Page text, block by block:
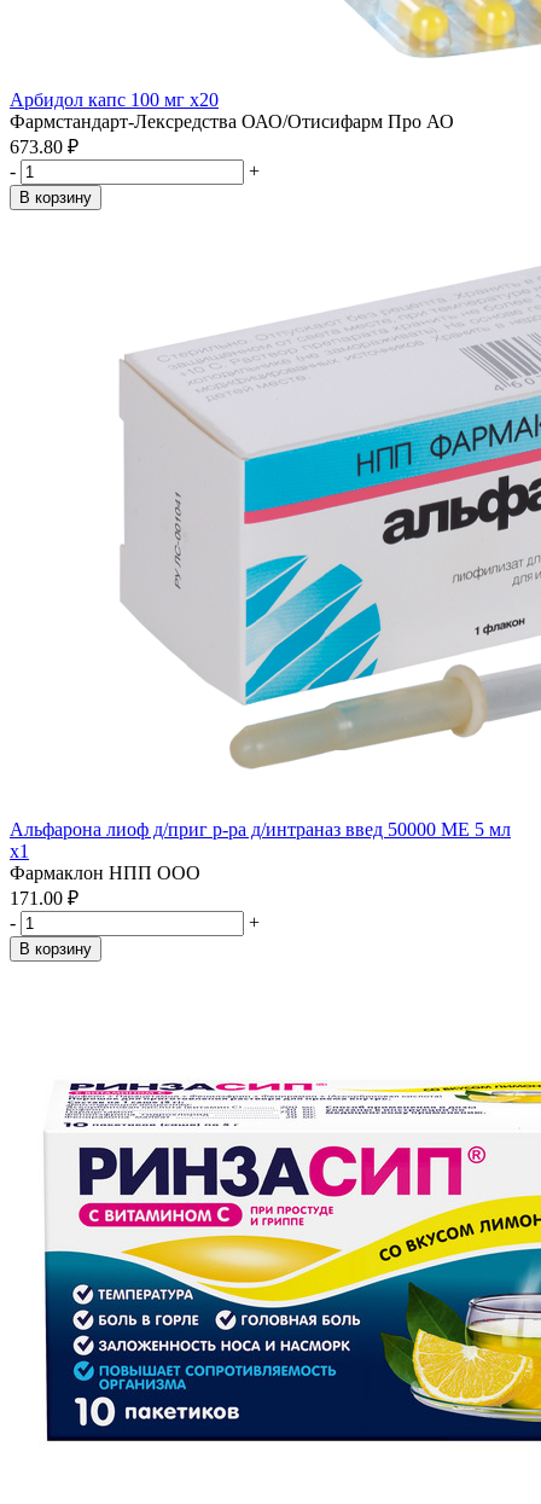
Арбидол капс 100 мг x20
Фармстандарт-Лексредства ОАО/Отисифарм Про АО
673.80 ₽
-
+
В корзину
Альфарона лиоф д/приг р-ра д/интраназ введ 50000 МЕ 5 мл
x1
Фармаклон НПП ООО
171.00 ₽
-
+
В корзину